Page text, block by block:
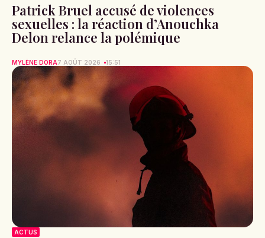
Patrick Bruel accusé de violences
sexuelles : la réaction d’Anouchka
Delon relance la polémique
MYLÈNE DORA7 AOÛT 2026 15:51
ACTUS